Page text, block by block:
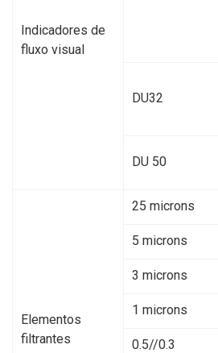
Indicadores de
fluxo visual
DU32
DU 50
Elementos
filtrantes
25 microns
5 microns
3 microns
1 microns
0.5//0.3